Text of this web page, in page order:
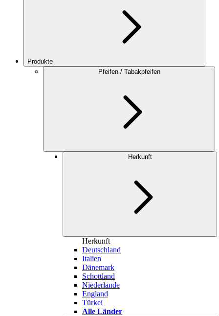
Produkte
Pfeifen / Tabakpfeifen
Herkunft
Herkunft
Deutschland
Italien
Dänemark
Schottland
Niederlande
England
Türkei
Alle Länder